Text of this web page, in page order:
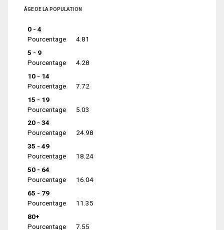
ÂGE DE LA POPULATION
0 - 4
Pourcentage
4.81
5 - 9
Pourcentage
4.28
10 - 14
Pourcentage
7.72
15 - 19
Pourcentage
5.03
20 - 34
Pourcentage
24.98
35 - 49
Pourcentage
18.24
50 - 64
Pourcentage
16.04
65 - 79
Pourcentage
11.35
80+
Pourcentage
7.55